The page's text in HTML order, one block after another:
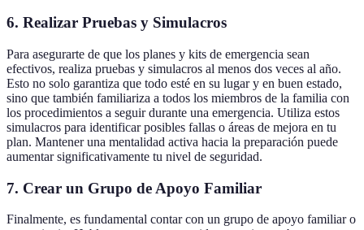
6. Realizar Pruebas y Simulacros
Para asegurarte de que los planes y kits de emergencia sean
efectivos, realiza pruebas y simulacros al menos dos veces al año.
Esto no solo garantiza que todo esté en su lugar y en buen estado,
sino que también familiariza a todos los miembros de la familia con
los procedimientos a seguir durante una emergencia. Utiliza estos
simulacros para identificar posibles fallas o áreas de mejora en tu
plan. Mantener una mentalidad activa hacia la preparación puede
aumentar significativamente tu nivel de seguridad.
7. Crear un Grupo de Apoyo Familiar
Finalmente, es fundamental contar con un grupo de apoyo familiar o